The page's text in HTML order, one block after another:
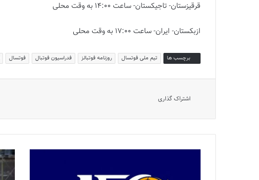
قرقیزستان- تاجیکستان- ساعت 14:00 به وقت محلی
ازبکستان- ایران- ساعت 17:00 به وقت محلی
برچسب ها تیم ملی فوتسال روزنامه فوتبالز فدراسیون فوتبال فوتسال
اشتراک گذاری